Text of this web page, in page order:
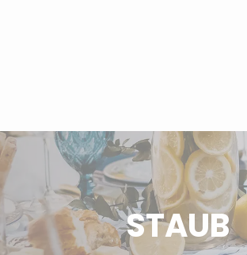
STAUB